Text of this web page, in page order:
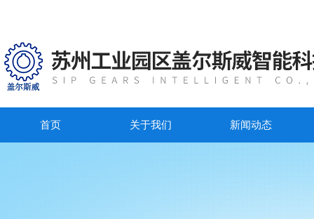
首页 关于我们 新闻动态